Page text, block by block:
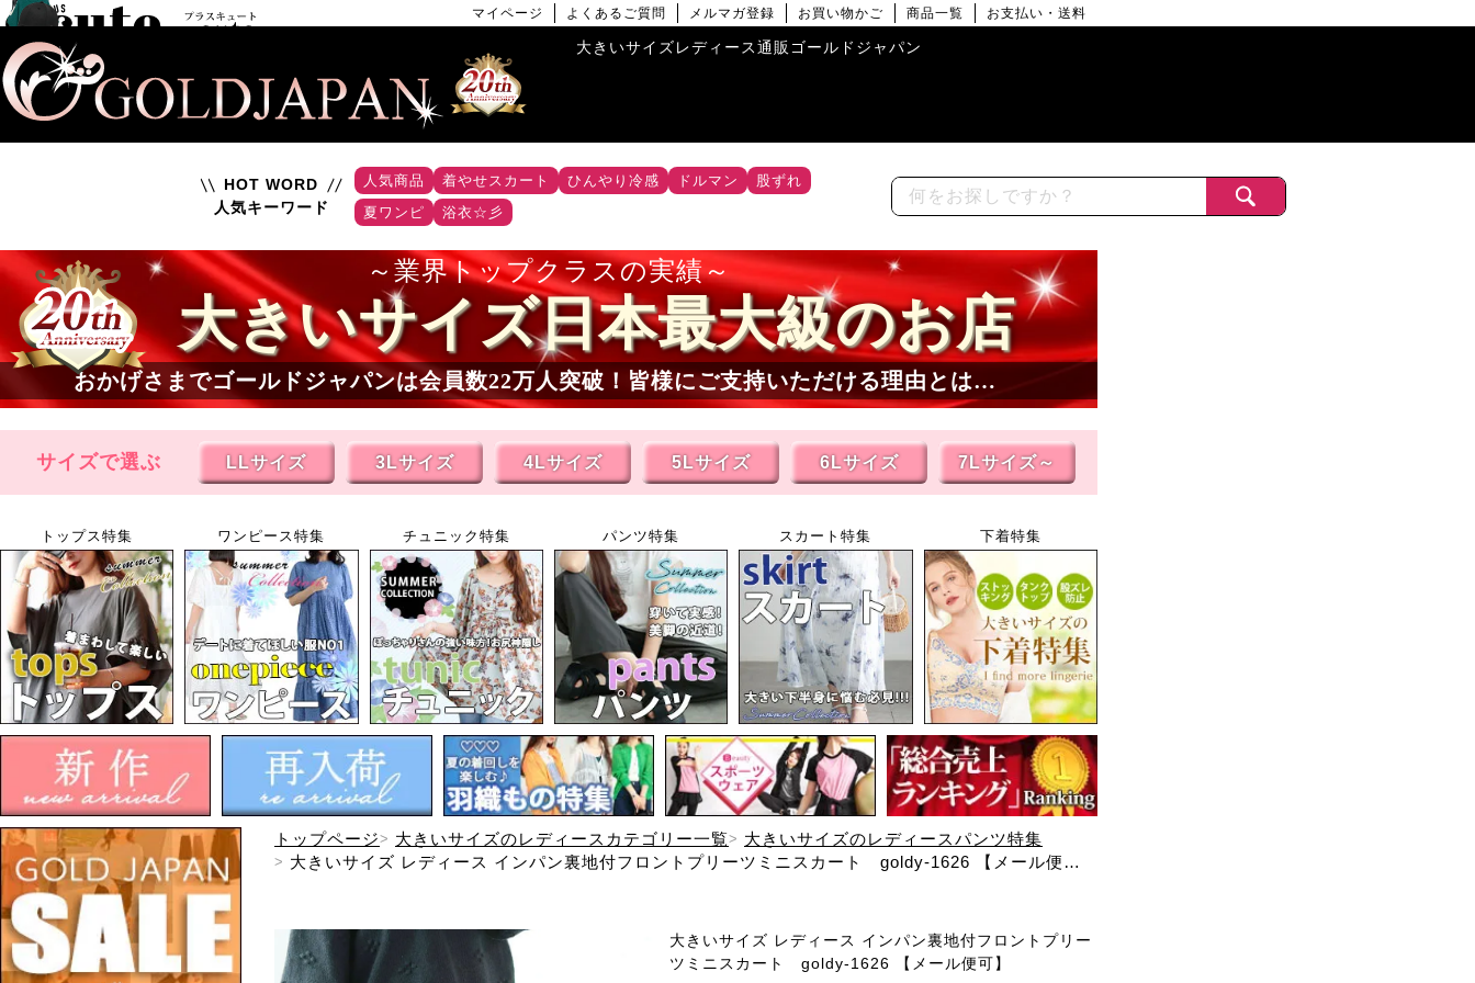
マイページ よくあるご質問 メルマガ登録 お買い物かご 商品一覧 お支払い・送料
大きいサイズレディース通販ゴールドジャパン
HOT WORD
人気キーワード
人気商品 着やせスカート ひんやり冷感 ドルマン
股ずれ
夏ワンピ
浴衣☆彡
業界トップクラスの実績
大きいサイズ日本最大級のお店
おかげさまでゴールドジャパンは会員数22万人突破！皆様にご支持いただける理由とは…
サイズで選ぶ LLサイズ 3Lサイズ 4Lサイズ 5Lサイズ 6Lサイズ 7Lサイズ～
トップス特集 ワンピース特集 チュニック特集 パンツ特集 スカート特集 下着特集
トップページ 大きいサイズのレディースカテゴリー一覧
大きいサイズのレディースパンツ特集
大きいサイズ レディース インパン裏地付フロントプリーツミニスカート goldy-1626 【メール便
大きいサイズ レディース インパン裏地付フロントプリー
ツミニスカート goldy-1626 【メール便可】